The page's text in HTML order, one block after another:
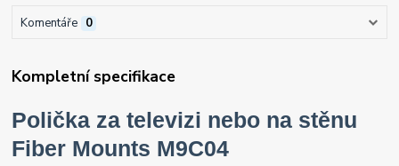
Komentáře 0
Kompletní specifikace
Polička za televizi nebo na stěnu
Fiber Mounts M9C04